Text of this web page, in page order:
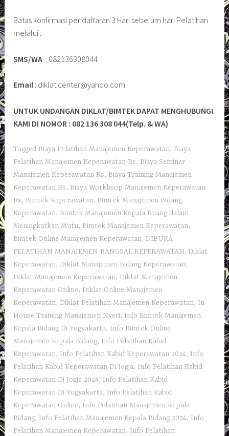
Batas konfirmasi pendaftaran 3 Hari sebelum hari Pelatihan
melalui :
SMS/WA : 082136308044
Email : diklat.center@yahoo.com
UNTUK UNDANGAN DIKLAT/BIMTEK DAPAT MENGHUBUNGI
KAMI DI NOMOR : 082 136 308 044(Telp. & WA)
Tagged Biaya Pelatihan Manajemen Keperawatan, Biaya
Pelatihan Manajemen Keperawatan Rs, Biaya Seminar
Manajemen Keperawatan Rs, Biaya Training Manajemen
Keperawatan Rs, Biaya Workhsop Manajemen Keperawatan
Rs, Bimtek Keperawatan, Bimtek Manajemen Bidang
Keperawatan, Bimtek Manajemen Kepala Ruang dalam
Meningkatkan Mutu, Bimtek Manajemen Keperawatan,
Bimtek Online Manajemen Keperawatan,DIBUKA
PELATIHAN MANAJEMEN BANGSAL KEPERAWATAN,Diklat
Keperawatan,Diklat Manajemen Bidang Keperawatan,
Diklat Manajemen Keperawatan,Diklat Manajemen
Keperawatan Online,Diklat Online Manajemen
Keperawatan,Diklat Pelatihan Manajemen Keperawatan, In
House Training Manajemen Nyeri, Info Bimtek Manajemen
Kepala Bidang Di Yogyakarta, Info Bimtek Online
Manajemen Kepala Bidang, Info Pelatihan Kabid
Keperawatan, Info Pelatihan Kabid Keperawatan 2024, Info
Pelatihan Kabid Keperawatan Di Jogja, Info Pelatihan Kabid
Keperawatan Di Jogja 2024, Info Pelatihan Kabid
Keperawatan Di Yogyakarta, Info Pelatihan Kabid
Keperawatan Online, Info Pelatihan Manajemen Kepala
Bidang, Info Pelatihan Manajemen Kepala Bidang 2024, Info
Pelatihan Manajemen Keperawatan, Info Pelatihan